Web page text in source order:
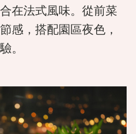
在法式風味。從前菜
感，搭配園區夜色，
。